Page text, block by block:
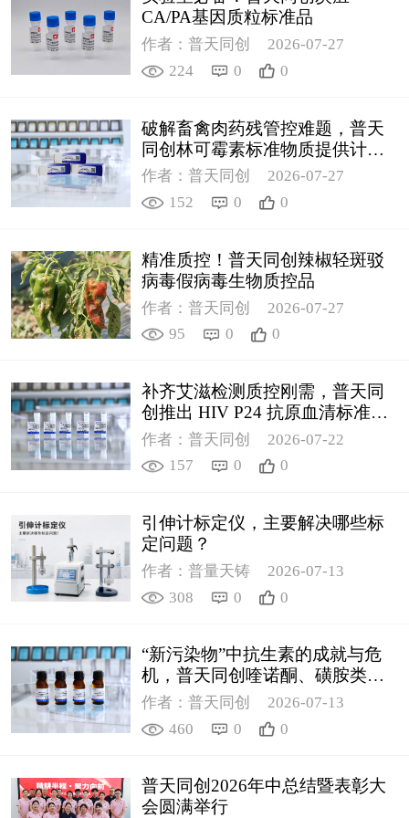
CA/PA基因质粒标准品
作者：普天同创
2026-07-27
224
0 0
破解畜禽肉药残管控难题，普天
同创林可霉素标准物质提供计量
支撑
作者：普天同创
2026-07-27
152
0 0
精准质控！普天同创辣椒轻斑驳
病毒假病毒生物质控品
作者：普天同创
2026-07-27
95
0 0
补齐艾滋检测质控刚需，普天同
创推出 HIV P24 抗原血清标准物
质
作者：普天同创
2026-07-22
157
0 0
引伸计标定仪，主要解决哪些标
定问题？
作者：普量天铸
2026-07-13
308
0 0
“新污染物”中抗生素的成就与危
机，普天同创喹诺酮、磺胺类质
控新品筑牢环境安全防线
作者：普天同创
2026-07-13
460
0 0
普天同创2026年中总结暨表彰大
会圆满举行